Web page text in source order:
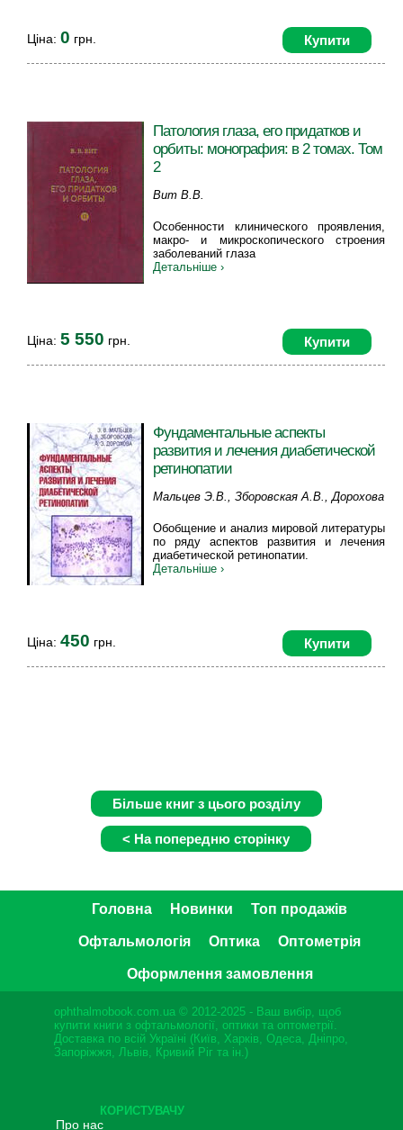
Купити
Ціна: 0 грн.
Патология глаза, его придатков и
орбиты: монография: в 2 томах. Том
2
Вит В.В.
Особенности клинического проявления,
макро- и микроскопического строения
заболеваний глаза
Детальніше ›
Купити
Ціна: 5 550 грн.
Фундаментальные аспекты
развития и лечения диабетической
ретинопатии
Мальцев Э.В., Зборовская А.В., Дорохова
Обобщение и анализ мировой литературы
по ряду аспектов развития и лечения
диабетической ретинопатии.
Детальніше ›
Купити
Ціна: 450 грн.
Головна Новинки Топ продажів
Офтальмологія Оптика Оптометрія
Оформлення замовлення
ophthalmobook.com.ua © 2012-2025 - Ваш вибір, щоб
купити книги з офтальмології, оптики та оптометрії.
Доставка по всій Україні (Київ, Харків, Одеса, Дніпро,
Запоріжжя, Львів, Кривий Ріг та ін.)
КОРИСТУВАЧУ
Про нас